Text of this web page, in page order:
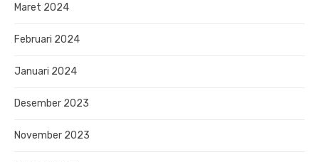
Maret 2024
Februari 2024
Januari 2024
Desember 2023
November 2023